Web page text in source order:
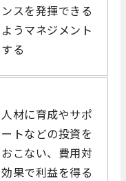
ンスを発揮できる
ようマネジメント
する
人材に育成やサポ
ートなどの投資を
おこない、費用対
効果で利益を得る